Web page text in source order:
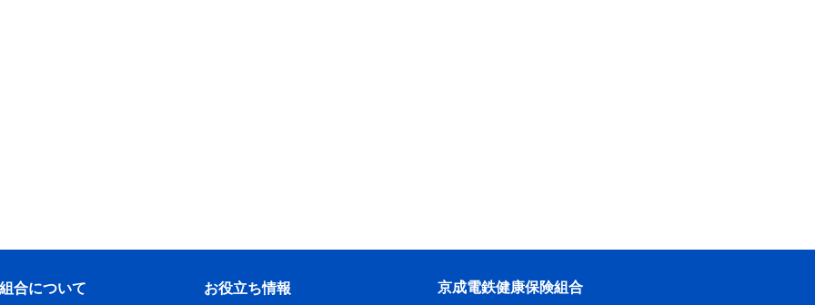
合について お役立ち情報 京成電鉄健康保険組合